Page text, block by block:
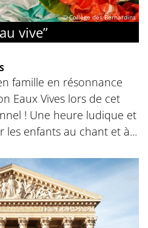
© Collège des Bernardins
vive”
famille en résonnance
Eaux Vives lors de cet
! Une heure ludique et
les enfants au chant et à...